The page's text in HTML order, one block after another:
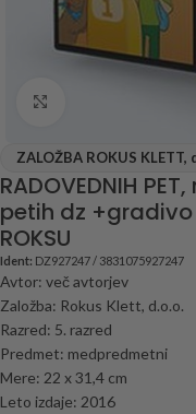
ZALOŽBA ROKUS KLETT,
RADOVEDNIH
petih dz +gradivo
ROKSU
Ident: DZ927247 / 3831075927247
Avtor: več avtorjev
Založba: Rokus Klett, d.o.o.
Razred: 5. razred
Predmet: medpredmetni
Mere: 22 x 31,4 cm
Leto izdaje: 2016